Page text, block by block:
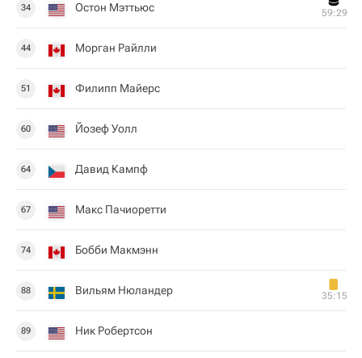
34 Остон Мэттьюс 59:29
44 Морган Райлли
51 Филипп Майерс
60 Йозеф Уолл
64 Давид Кампф
67 Макс Пачиоретти
74 Бобби Макмэнн
88 Вильям Нюландер 35:15
89 Ник Робертсон